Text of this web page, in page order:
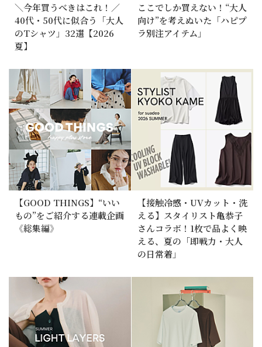
＼今年買うべきはこれ！／
40代・50代に似合う「大人
のTシャツ」32選【2026
夏】
ここでしか買えない！“大人
向け”を考えぬいた「ハピプ
ラ別注アイテム」
【GOOD THINGS】“いい
もの”をご紹介する連載企画
《総集編》
【接触冷感・UVカット・洗
える】スタイリスト亀恭子
さんコラボ！1枚で品よく映
える、夏の「即戦力・大人
の日常着」